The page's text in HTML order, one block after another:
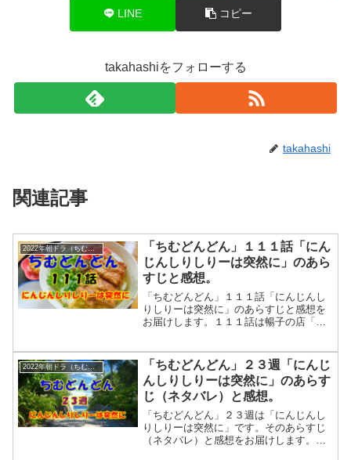
LINE コピー
takahashiをフォローする
takahashi
関連記事
2022年朝ドラ（ちむどんどん）
「ちむどんどん」１１１話「にん
じんしりしりーは突然に」のあら
すじと感想。
「ちむどんどん」１１１話「にんじんし
りしりーは突然に」のあらすじと感想を
お届けします。１１１話は暢子の店「ち
面から始まります。「ちむどんどん」１
１１話「にんじんしりしりーは突然に」
のあらすじ。清恵が賢秀の知り合いとは
知らずに、店の料理の試食をお願いした
暢子。「何か不満な点とかは…？」「強
いて言えば…豚肉」帰り際に清恵は持っ
てい...
2022年朝ドラ（ちむどんどん）
「ちむどんどん」２３週「にんじ
んしりしりーは突然に」のあらす
じ（ネタバレ）と感想。
「ちむどんどん」２３週は「にんじんし
りしりーは突然に」です。そのあらすじ
（ネタバレ）と感想をお届けします。い